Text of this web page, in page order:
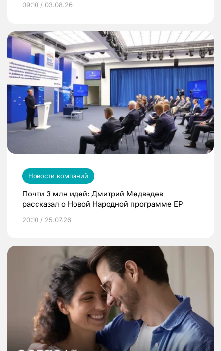
09:10 / 03.08.26
Новости компаний
Почти 3 млн идей: Дмитрий Медведев
рассказал о Новой Народной программе ЕР
20:10 / 25.07.26